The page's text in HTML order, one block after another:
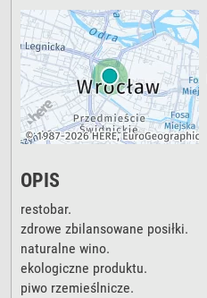
OPIS
restobar.
zdrowe zbilansowane posiłki.
naturalne wino.
ekologiczne produktu.
piwo rzemieślnicze.